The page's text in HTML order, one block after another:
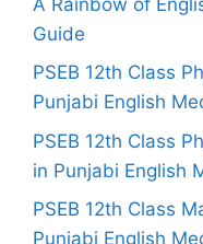
Guide
PSEB 12th Class
Punjabi English
PSEB 12th Class
in Punjabi English
PSEB 12th Class
Punjabi English